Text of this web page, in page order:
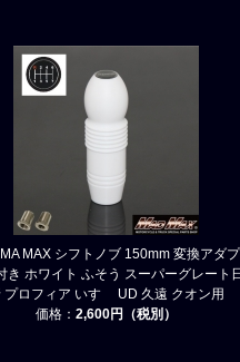
MAX シフトノブ 150mm 変換アダプ
き ホワイト ふそう スーパーグレート
プロフィア いすゞ UD 久遠 クオン用
価格： 2,600円（税別）